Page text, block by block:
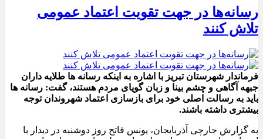
رسانه‌ها در جهت تقویت اعتماد عمومی
تلاش کنند
فرماندار شهرستان تبریز با اشاره به اینکه رسانه ها طلایه داران
جبهه آگاهی و چشم بینا و زبان گویای مردم هستند، گفت: رسانه ها
باید به رسالت اصلی خود برای بازسازی اعتماد شهروندان توجه
بیشتری داشته باشند.
به گزارش جارچی آذربایجان، یونس فاتح روز دوشنبه در دیدار با